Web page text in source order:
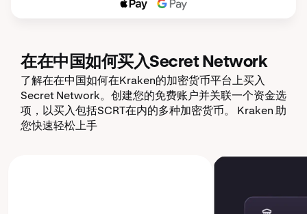
在在中国如何买入Secret Network
了解在在中国如何在Kraken的加密货币平台上买入
Secret Network。创建您的免费账户并关联一个资金选
项，以买入包括SCRT在内的多种加密货币。 Kraken 助
您快速轻松上手